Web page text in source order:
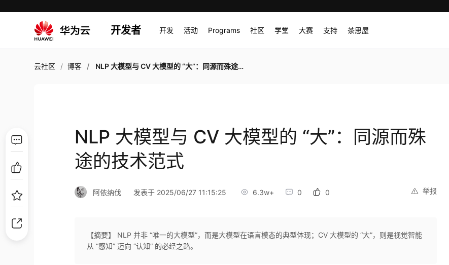
开发者 开发 活动 Programs 社区 学堂 大赛 支持 茶思屋
云社区 博客 NLP 大模型与 CV 大模型的 “大”：同源而殊途的技术范式
NLP 大模型与 CV 大模型的 “大”：同源而殊
途的技术范式
举报
阿依纳伐 发表于 2025/06/27 11:15:25 6.3w+ 0 0
【摘要】 NLP 并非 “唯一的大模型”，而是大模型在语言模态的典型体现；CV 大模型的 “大”，则是视觉智能
从 “感知” 迈向 “认知” 的必经之路。